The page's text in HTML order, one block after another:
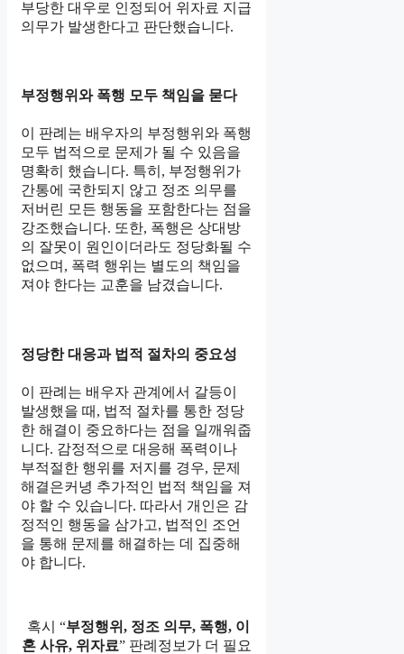
부당한 대우로 인정되어 위자료 지급
의무가 발생한다고 판단했습니다.
부정행위와 폭행 모두 책임을 묻다
이 판례는 배우자의 부정행위와 폭행
모두 법적으로 문제가 될 수 있음을
명확히 했습니다. 특히, 부정행위가
간통에 국한되지 않고 정조 의무를
저버린 모든 행동을 포함한다는 점을
강조했습니다. 또한, 폭행은 상대방
의 잘못이 원인이더라도 정당화될 수
없으며, 폭력 행위는 별도의 책임을
져야 한다는 교훈을 남겼습니다.
정당한 대응과 법적 절차의 중요성
이 판례는 배우자 관계에서 갈등이
발생했을 때, 법적 절차를 통한 정당
한 해결이 중요하다는 점을 일깨워줍
니다. 감정적으로 대응해 폭력이나
부적절한 행위를 저지를 경우, 문제
해결은커녕 추가적인 법적 책임을 져
야 할 수 있습니다. 따라서 개인은 감
정적인 행동을 삼가고, 법적인 조언
을 통해 문제를 해결하는 데 집중해
야 합니다.
혹시 “부정행위, 정조 의무, 폭행, 이
혼 사유, 위자료” 판례정보가 더 필요